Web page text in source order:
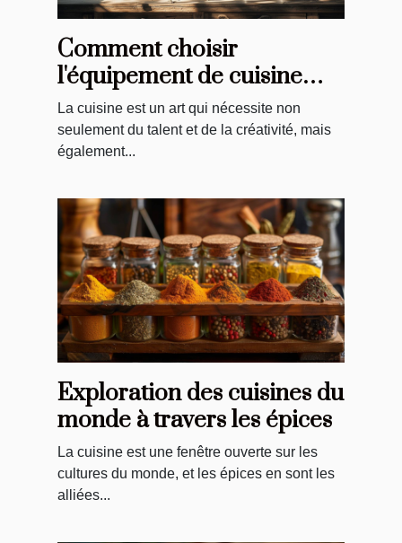
Comment choisir
l'équipement de cuisine
idéal pour vos recettes
La cuisine est un art qui nécessite non
seulement du talent et de la créativité, mais
également...
Exploration des cuisines du
monde à travers les épices
La cuisine est une fenêtre ouverte sur les
cultures du monde, et les épices en sont les
alliées...